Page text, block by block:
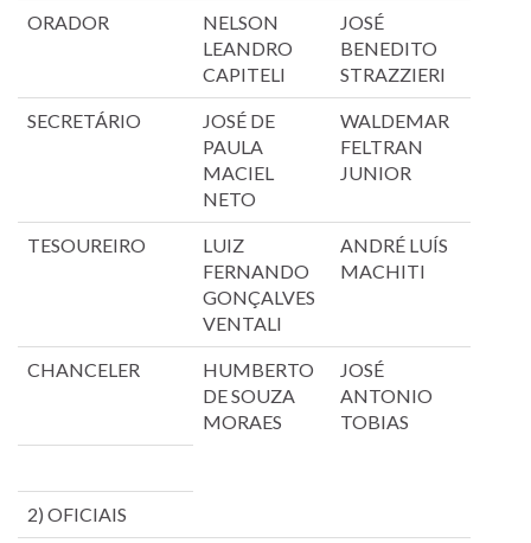
ORADOR
NELSON
LEANDRO
CAPITELI
JOSÉ
BENEDITO
STRAZZIERI
SECRETÁRIO
JOSÉ DE
PAULA
MACIEL
NETO
WALDEMAR
FELTRAN
JUNIOR
TESOUREIRO
LUIZ
FERNANDO
GONÇALVES
VENTALI
ANDRÉ LUÍS
MACHITI
CHANCELER
HUMBERTO
DE SOUZA
MORAES
JOSÉ
ANTONIO
TOBIAS
2) OFICIAIS